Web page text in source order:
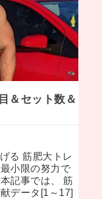
＆セット数＆
る 筋肥大トレ
小限の努力で
記事では、 筋
データ[1～17]